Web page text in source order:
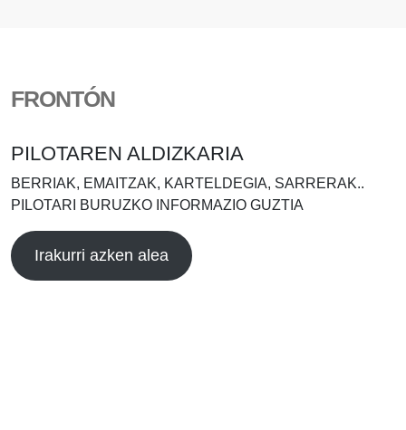
FRONTÓN
PILOTAREN ALDIZKARIA
BERRIAK, EMAITZAK, KARTELDEGIA, SARRERAK..
PILOTARI BURUZKO INFORMAZIO GUZTIA
Irakurri azken alea